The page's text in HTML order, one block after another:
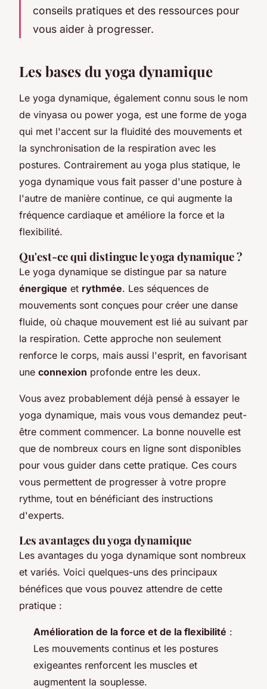
conseils pratiques et des ressources pour
vous aider à progresser.
Les bases du yoga dynamique
Le yoga dynamique, également connu sous le nom
de vinyasa ou power yoga, est une forme de yoga
qui met l'accent sur la fluidité des mouvements et
la synchronisation de la respiration avec les
postures. Contrairement au yoga plus statique, le
yoga dynamique vous fait passer d'une posture à
l'autre de manière continue, ce qui augmente la
fréquence cardiaque et améliore la force et la
flexibilité.
Qu'est-ce qui distingue le yoga dynamique ?
Le yoga dynamique se distingue par sa nature
énergique et rythmée. Les séquences de
mouvements sont conçues pour créer une danse
fluide, où chaque mouvement est lié au suivant par
la respiration. Cette approche non seulement
renforce le corps, mais aussi l'esprit, en favorisant
une connexion profonde entre les deux.
Vous avez probablement déjà pensé à essayer le
yoga dynamique, mais vous vous demandez peut-
être comment commencer. La bonne nouvelle est
que de nombreux cours en ligne sont disponibles
pour vous guider dans cette pratique. Ces cours
vous permettent de progresser à votre propre
rythme, tout en bénéficiant des instructions
d'experts.
Les avantages du yoga dynamique
Les avantages du yoga dynamique sont nombreux
et variés. Voici quelques-uns des principaux
bénéfices que vous pouvez attendre de cette
pratique :
Amélioration de la force et de la flexibilité :
Les mouvements continus et les postures
exigeantes renforcent les muscles et
augmentent la souplesse.